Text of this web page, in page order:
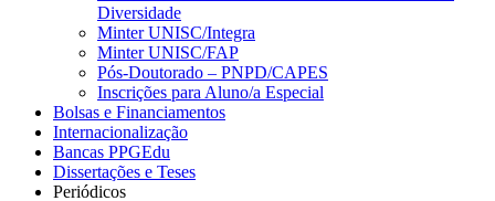
Diversidade
Minter UNISC/Integra
Minter UNISC/FAP
Pós-Doutorado – PNPD/CAPES
Inscrições para Aluno/a Especial
Bolsas e Financiamentos
Internacionalização
Bancas PPGEdu
Dissertações e Teses
Periódicos